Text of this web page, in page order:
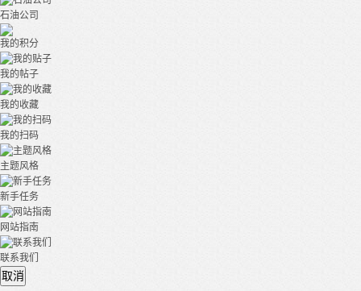
石油公司
我的积分
我的帖子
我的收藏
我的扫码
主题风格
新手任务
网站指南
联系我们
取消